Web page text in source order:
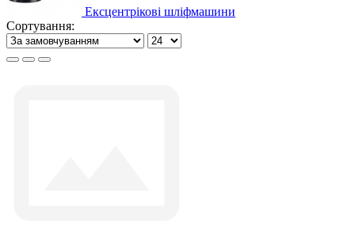
Ексцентрікові шліфмашини
Сортування: